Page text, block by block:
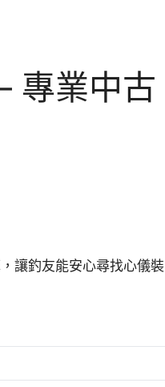
專業中古
讓釣友能安心尋找心儀裝